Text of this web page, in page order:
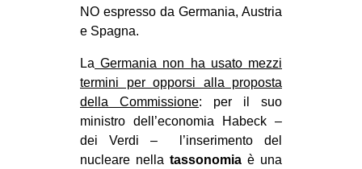
NO espresso da Germania, Austria
e Spagna.
La Germania non ha usato mezzi
termini per opporsi alla proposta
della Commissione: per il suo
ministro dell’economia Habeck –
dei Verdi – l’inserimento del
nucleare nella tassonomia è una